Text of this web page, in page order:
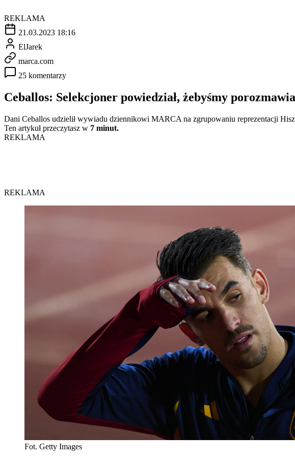
REKLAMA
21.03.2023 18:16
ElJarek
marca.com
25 komentarzy
Ceballos: Selekcjoner powiedział, żebyśmy
Dani Ceballos udzielił wywiadu dziennikowi MARCA na zgrupowaniu reprezentacji
Ten artykuł przeczytasz w 7 minut.
REKLAMA
REKLAMA
Fot. Getty Images